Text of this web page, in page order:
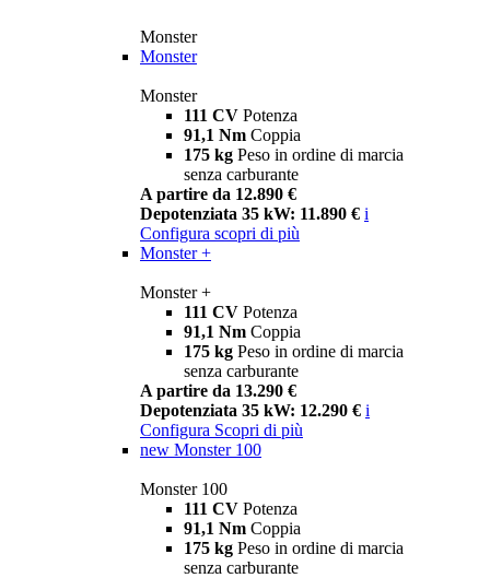
Monster
Monster
Monster
111 CV Potenza
91,1 Nm Coppia
175 kg Peso in ordine di marcia
senza carburante
A partire da 12.890 €
Depotenziata 35 kW: 11.890 € i
Configura scopri di più
Monster +
Monster +
111 CV Potenza
91,1 Nm Coppia
175 kg Peso in ordine di marcia
senza carburante
A partire da 13.290 €
Depotenziata 35 kW: 12.290 € i
Configura Scopri di più
new Monster 100
Monster 100
111 CV Potenza
91,1 Nm Coppia
175 kg Peso in ordine di marcia
senza carburante